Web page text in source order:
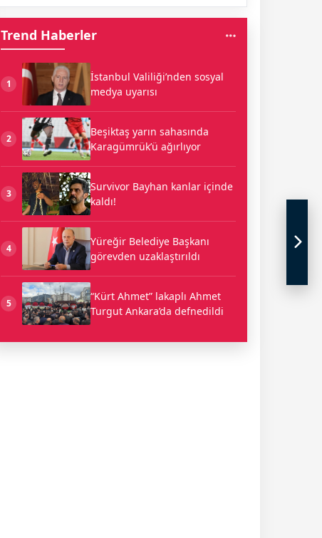
Trend Haberler
1
İstanbul Valiliği’nden sosyal
medya uyarısı
2
Beşiktaş yarın sahasında
Karagümrük’ü ağırlıyor
3
Survivor Bayhan kanlar içinde
kaldı!
4
Yüreğir Belediye Başkanı
görevden uzaklaştırıldı
5
“Kürt Ahmet” lakaplı Ahmet
Turgut Ankara’da defnedildi